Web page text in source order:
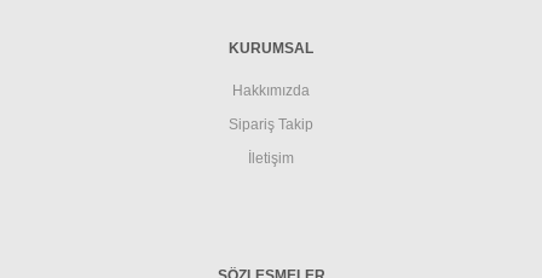
KURUMSAL
Hakkımızda
Sipariş Takip
İletişim